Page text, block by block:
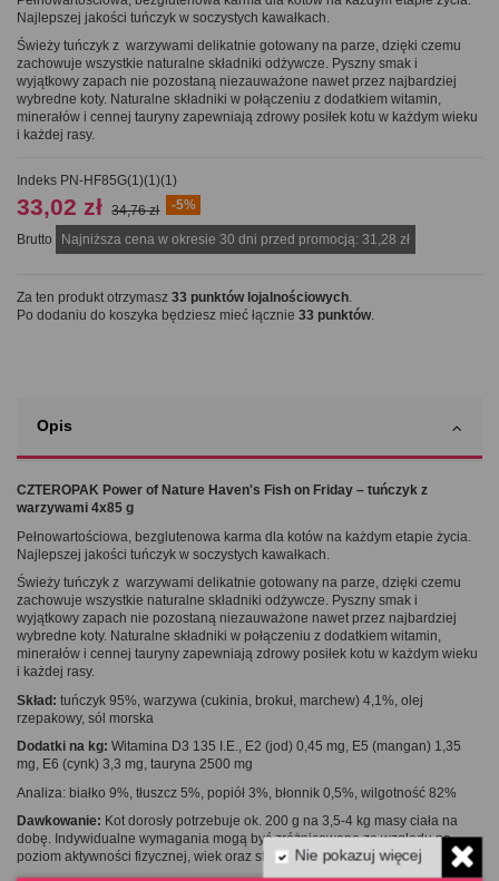
Najlepszej jakości tuńczyk w soczystych kawałkach.
Świeży tuńczyk z warzywami delikatnie gotowany na parze, dzięki czemu
zachowuje wszystkie naturalne składniki odżywcze. Pyszny smak i
wyjątkowy zapach nie pozostaną niezauważone nawet przez najbardziej
wybredne koty. Naturalne składniki w połączeniu z dodatkiem witamin,
minerałów i cennej tauryny zapewniają zdrowy posiłek kotu w każdym wieku
i każdej rasy.
Indeks PN-HF85G(1)(1)(1)
33,02 zł 34,76 zł -5%
Brutto Najniższa cena w okresie 30 dni przed promocją: 31,28 zł
Za ten produkt otrzymasz 33 punktów lojalnościowych.
Po dodaniu do koszyka będziesz mieć łącznie 33 punktów.
Opis
CZTEROPAK Power of Nature Haven's Fish on Friday – tuńczyk z
warzywami 4x85 g
Pełnowartościowa, bezglutenowa karma dla kotów na każdym etapie życia.
Najlepszej jakości tuńczyk w soczystych kawałkach.
Świeży tuńczyk z warzywami delikatnie gotowany na parze, dzięki czemu
zachowuje wszystkie naturalne składniki odżywcze. Pyszny smak i
wyjątkowy zapach nie pozostaną niezauważone nawet przez najbardziej
wybredne koty. Naturalne składniki w połączeniu z dodatkiem witamin,
minerałów i cennej tauryny zapewniają zdrowy posiłek kotu w każdym wieku
i każdej rasy.
Skład: tuńczyk 95%, warzywa (cukinia, brokuł, marchew) 4,1%, olej
rzepakowy, sól morska
Dodatki na kg: Witamina D3 135 I.E., E2 (jod) 0,45 mg, E5 (mangan) 1,35
mg, E6 (cynk) 3,3 mg, tauryna 2500 mg
Analiza: białko 9%, tłuszcz 5%, popiół 3%, błonnik 0,5%, wilgotność 82%
Dawkowanie: Kot dorosły potrzebuje ok. 200 g na 3,5-4 kg masy ciała na
dobę. Indywidualne wymagania mogą być zróżnicowane ze względu na
poziom aktywności fizycznej, wiek oraz stan zdrowia kota.
Nie pokazuj więcej